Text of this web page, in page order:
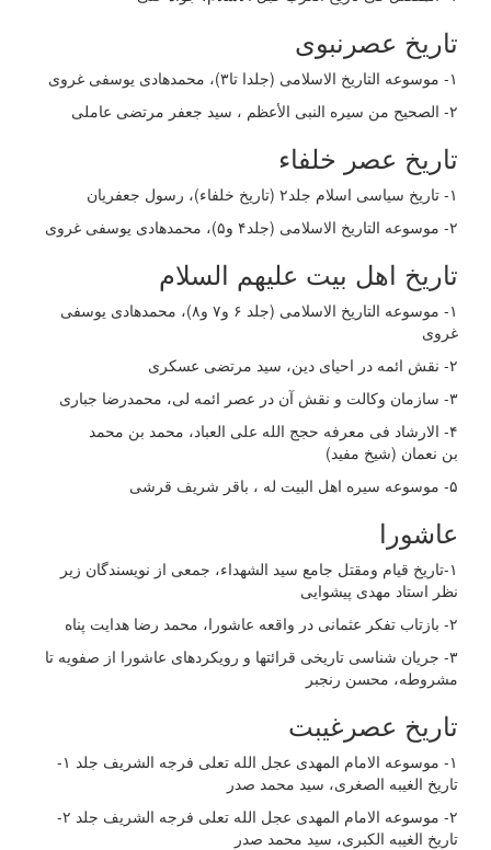
تاریخ عصرنبوی
١- موسوعه التاریخ الاسلامی (جلدا تا۳)، محمدهادی یوسفی غروی
٢- الصحیح من سیره النبی الأعظم ، سید جعفر مرتضی عاملی
تاریخ عصر خلفاء
۱- تاریخ سیاسی اسلام جلد۲ (تاریخ خلفاء)، رسول جعفریان
۲- موسوعه التاریخ الاسلامی (جلد۴ و۵)، محمدهادی یوسفی غروی
تاریخ اهل بیت علیهم السلام
١- موسوعه التاریخ الاسلامی (جلد ۶ و۷ و۸)، محمدهادی یوسفی
غروی
۲- نقش ائمه در احیای دین، سید مرتضی عسکری
٣- سازمان وکالت و نقش آن در عصر ائمه لی، محمدرضا جباری
۴- الارشاد فی معرفه حجج الله علی العباد، محمد بن محمد
بن نعمان (شیخ مفید)
۵- موسوعه سیره اهل البیت له ، باقر شریف قرشی
عاشورا
۱-تاریخ قیام ومقتل جامع سید الشهداء، جمعی از نویسندگان زیر
نظر استاد مهدی پیشوایی
۲- بازتاب تفکر عثمانی در واقعه عاشورا، محمد رضا هدایت پناه
۳- جریان شناسی تاریخی قرائتها و رویکردهای عاشورا از صفویه تا
مشروطه، محسن رنجبر
تاریخ عصرغیبت
١- موسوعه الامام المهدی عجل الله تعلی فرجه الشریف جلد ۱-
تاریخ الغیبه الصغری، سید محمد صدر
۲- موسوعه الامام المهدی عجل الله تعلی فرجه الشریف جلد ۲-
تاریخ الغیبه الکبری، سید محمد صدر